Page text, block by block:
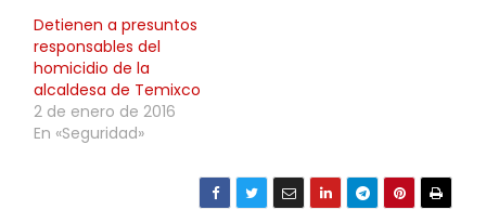
Detienen a presuntos
responsables del
homicidio de la
alcaldesa de Temixco
2 de enero de 2016
En «Seguridad»